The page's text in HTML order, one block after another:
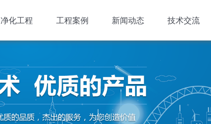
技术交流
新闻动态
工程案例
净化工程